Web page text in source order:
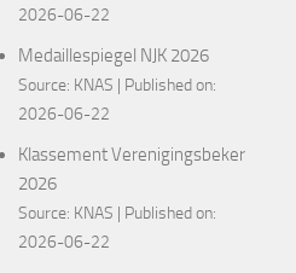
2026-06-22
Medaillespiegel NJK 2026
Source: KNAS
Published on:
2026-06-22
Klassement Verenigingsbeker
2026
Source: KNAS
Published on:
2026-06-22